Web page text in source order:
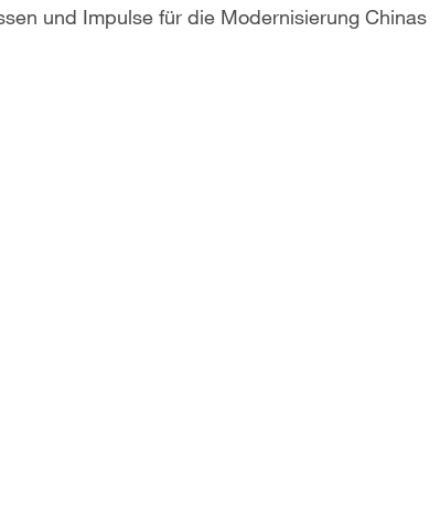
und Impulse für die Modernisierung Chinas